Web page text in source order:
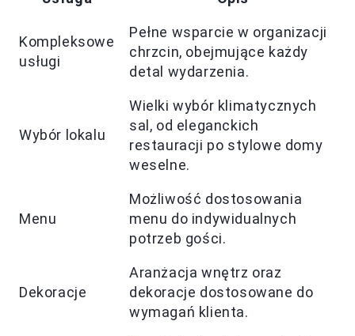
Kompleksowe
usługi
Pełne wsparcie w organizacji
chrzcin, obejmujące każdy
detal wydarzenia.
Wybór lokalu
Wielki wybór klimatycznych
sal, od eleganckich
restauracji po stylowe domy
weselne.
Menu
Możliwość dostosowania
menu do indywidualnych
potrzeb gości.
Dekoracje
Aranżacja wnętrz oraz
dekoracje dostosowane do
wymagań klienta.